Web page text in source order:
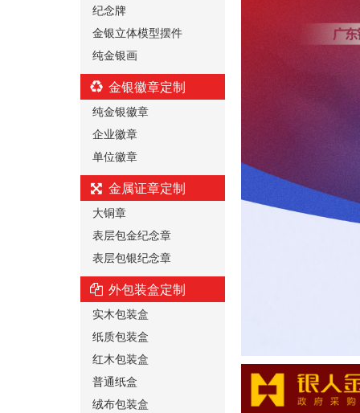
纪念牌
金银立体模型摆件
纯金银画
金银徽章定制
纯金银徽章
企业徽章
单位徽章
金属证章定制
大铜章
表层包金纪念章
表层包银纪念章
外包装盒定制
实木包装盒
纸质包装盒
红木包装盒
普通纸盒
绒布包装盒